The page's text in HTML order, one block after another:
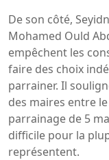
De son côté,
Mohamed Ould
empêchent les
faire des choix
parrainer. Il
des maires entre
parrainage de 5
difficile pour la
représentent.